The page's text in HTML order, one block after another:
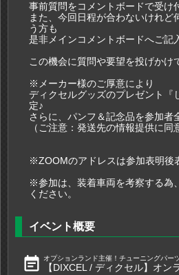
事前質問をコメントボードで受け
また、今回日程が合わないけれど
う方も
是非メインコメントボードへご記
この機会に質問や要望を投げかけ
※メーカー様のご厚意により
ディクセルグッズのプレゼント『
定♪
さらに、パンフ＆記念品を参加者
（ご注意：発送先の情報提供に同
※ZOOMのアドレスは参加表明後
※参加は、装着車両を考察する為
ください。
イベント概要
event_note オプションランド主催！チューニングパー
【DIXCEL / ディクセル】オン